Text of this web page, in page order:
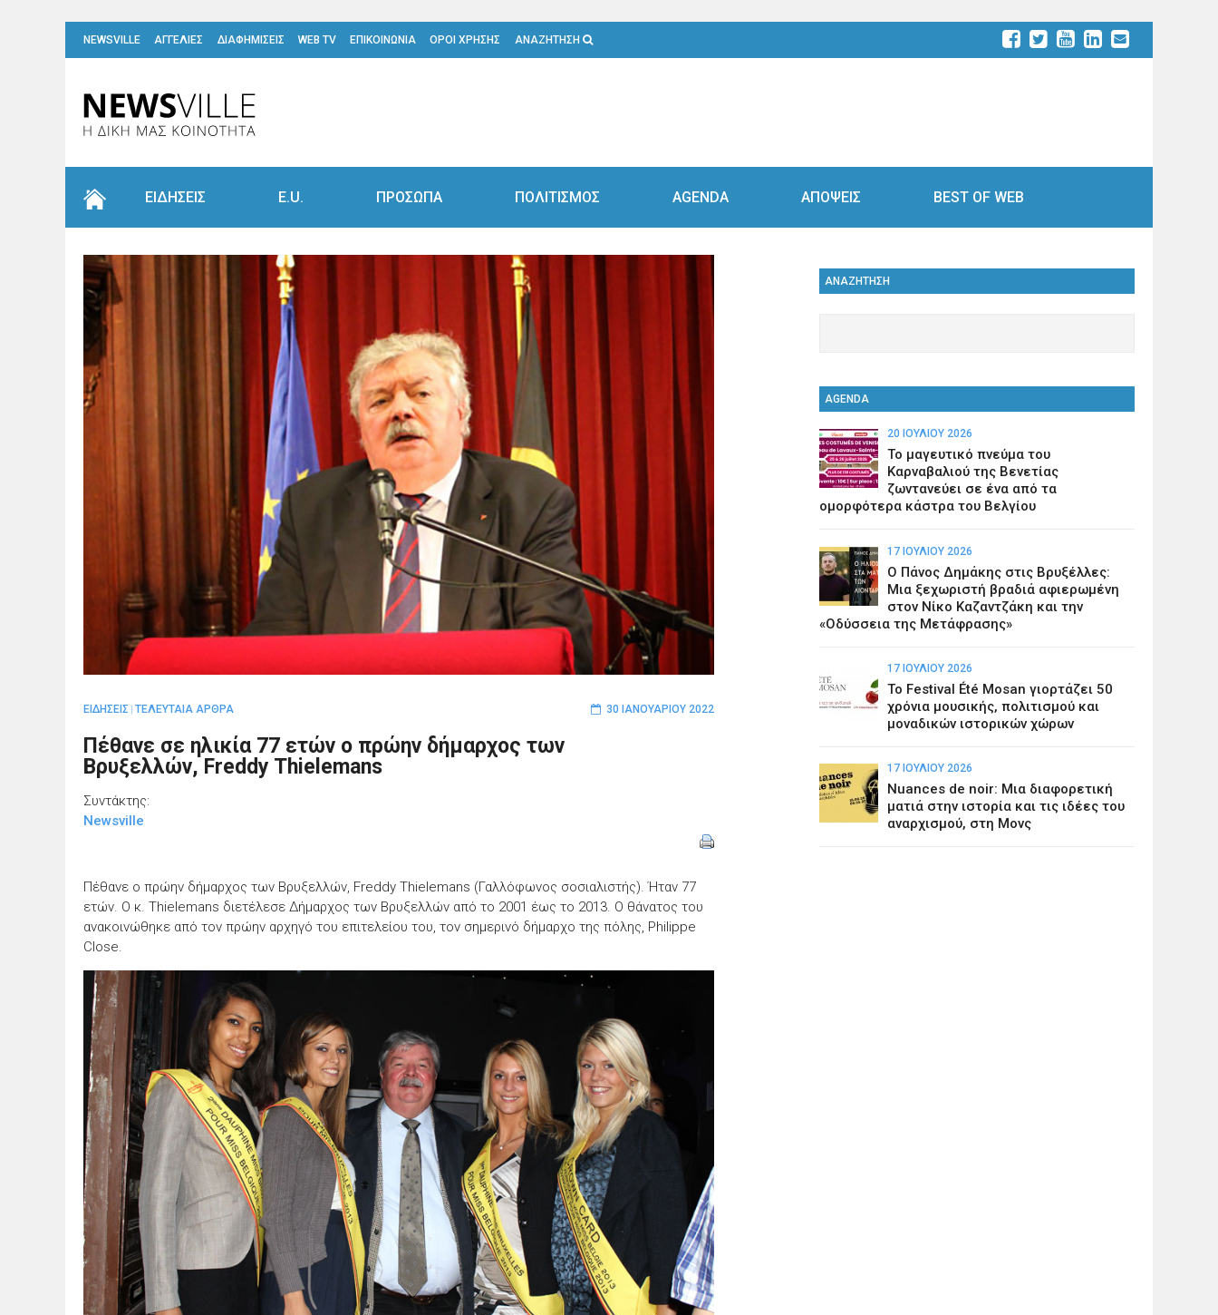
NEWSVILLE ΑΓΓΕΛΙΕΣ ΔΙΑΦΗΜΙΣΕΙΣ WEB TV ΕΠΙΚΟΙΝΩΝΙΑ ΟΡΟΙ ΧΡΗΣΗΣ ΑΝΑΖΗΤΗΣΗ
ΕΙΔΗΣΕΙΣ E.U. ΠΡΟΣΩΠΑ ΠΟΛΙΤΙΣΜΟΣ AGENDA ΑΠΟΨΕΙΣ BEST OF WEB
30 ΙΑΝΟΥΑΡΊΟΥ 2022
ΕΙΔΗΣΕΙΣ ΤΕΛΕΥΤΑΙΑ ΑΡΘΡΑ
Πέθανε σε ηλικία 77 ετών ο πρώην δήμαρχος των
Βρυξελλών, Freddy Thielemans
Συντάκτης:
Newsville
Πέθανε ο πρώην δήμαρχος των Βρυξελλών, Freddy Thielemans (Γαλλόφωνος σοσιαλιστής). Ήταν 77
ετών. Ο κ. Thielemans διετέλεσε Δήμαρχος των Βρυξελλών από το 2001 έως το 2013. Ο θάνατος του
ανακοινώθηκε από τον πρώην αρχηγό του επιτελείου του, τον σημερινό δήμαρχο της πόλης, Philippe
Close.
ΑΝΑΖΗΤΗΣΗ
AGENDA
20 ΙΟΥΛΊΟΥ 2026
Το μαγευτικό πνεύμα του
Καρναβαλιού της Βενετίας
ζωντανεύει σε ένα από τα
ομορφότερα κάστρα του Βελγίου
17 ΙΟΥΛΊΟΥ 2026
Ο Πάνος Δημάκης στις Βρυξέλλες:
Μια ξεχωριστή βραδιά αφιερωμένη
στον Νίκο Καζαντζάκη και την
«Οδύσσεια της Μετάφρασης»
17 ΙΟΥΛΊΟΥ 2026
Το Festival Été Mosan γιορτάζει 50
χρόνια μουσικής, πολιτισμού και
μοναδικών ιστορικών χώρων
17 ΙΟΥΛΊΟΥ 2026
Nuances de noir: Μια διαφορετική
ματιά στην ιστορία και τις ιδέες του
αναρχισμού, στη Μονς